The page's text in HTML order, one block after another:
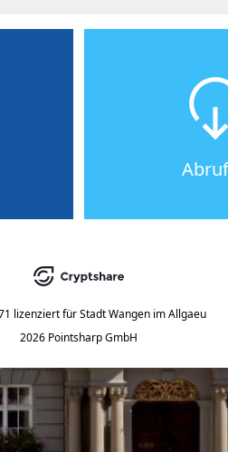
lizenziert für Stadt Wangen im Allgaeu
2026 Pointsharp GmbH